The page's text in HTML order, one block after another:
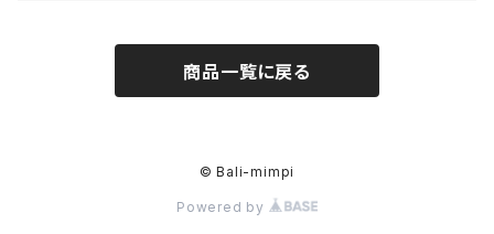
商品一覧に戻る
© Bali-mimpi
Powered by